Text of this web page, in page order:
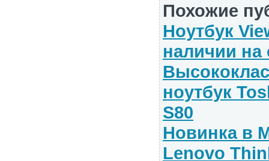
Похожие
Ноутбук
наличии на
ноутбук
S80
Новинка в
Lenovo